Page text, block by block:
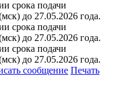
срока подачи
до 27.05.2026 года.
срока подачи
до 27.05.2026 года.
срока подачи
до 27.05.2026 года.
сообщение Печать